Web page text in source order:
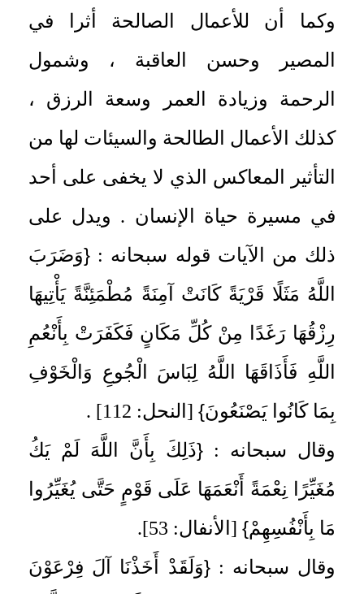
وكما أن للأعمال الصالحة أثرا في
المصير وحسن العاقبة ، وشمول
الرحمة وزيادة العمر وسعة الرزق ،
كذلك الأعمال الطالحة والسيئات لها من
التأثير المعاكس الذي لا يخفى على أحد
في مسيرة حياة الإنسان . ويدل على
ذلك من الآيات قوله سبحانه : {وَضَرَبَ
اللَّهُ مَثَلًا قَرْيَةً كَانَتْ آمِنَةً مُطْمَئِنَّةً يَأْتِيهَا
رِزْقُهَا رَغَدًا مِنْ كُلِّ مَكَانٍ فَكَفَرَتْ بِأَنْعُمِ
اللَّهِ فَأَذَاقَهَا اللَّهُ لِبَاسَ الْجُوعِ وَالْخَوْفِ
بِمَا كَانُوا يَصْنَعُونَ} [النحل: 112] .
وقال سبحانه : {ذَلِكَ بِأَنَّ اللَّهَ لَمْ يَكُ
مُغَيِّرًا نِعْمَةً أَنْعَمَهَا عَلَى قَوْمٍ حَتَّى يُغَيِّرُوا
مَا بِأَنْفُسِهِمْ} [الأنفال: 53].
وقال سبحانه :{وَلَقَدْ أَخَذْنَا آلَ فِرْعَوْنَ